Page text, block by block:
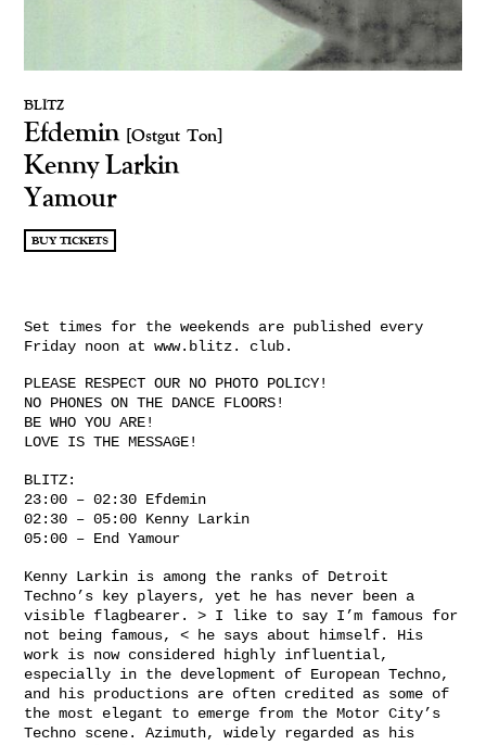
BLITZ
Efdemin [Ostgut Ton]
Kenny Larkin
Yamour
BUY TICKETS
Set times for the weekends are published every
Friday noon at www.blitz. club.
PLEASE RESPECT OUR NO PHOTO POLICY!
NO PHONES ON THE DANCE FLOORS!
BE WHO YOU ARE!
LOVE IS THE MESSAGE!
BLITZ:
23:00 – 02:30 Efdemin
02:30 – 05:00 Kenny Larkin
05:00 – End Yamour
Kenny Larkin is among the ranks of Detroit
Techno’s key players, yet he has never been a
visible flagbearer. > I like to say I’m famous for
not being famous, < he says about himself. His
work is now considered highly influential,
especially in the development of European Techno,
and his productions are often credited as some of
the most elegant to emerge from the Motor City’s
Techno scene. Azimuth, widely regarded as his